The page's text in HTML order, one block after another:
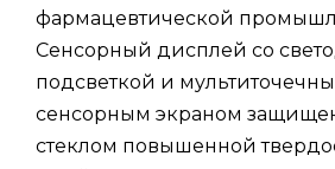
фармацевтической
Сенсорный дисплей со
подсветкой и
сенсорным экраном
стеклом повышенной